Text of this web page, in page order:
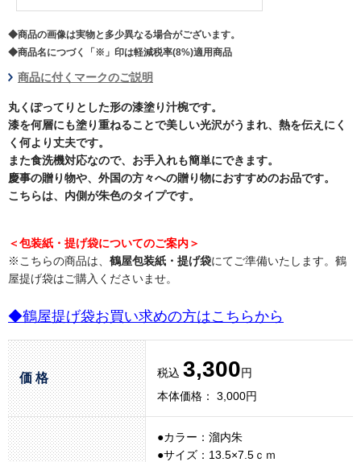
◆商品の画像は実物と多少異なる場合がございます。
◆商品名につづく「※」印は軽減税率(8%)適用商品
商品に付くマークのご説明
丸くぽってりとした形の漆塗り汁椀です。
漆を何層にも塗り重ねることで美しい光沢がうまれ、熱を伝えにく
く何より丈夫です。
また食洗機対応なので、お手入れも簡単にできます。
慶事の贈り物や、外国の方々への贈り物におすすめのお品です。
こちらは、内側が朱色のタイプです。
＜包装紙・提げ袋についてのご案内＞
※こちらの商品は、 鶴屋包装紙・提げ袋にてご準備いたします。鶴
屋提げ袋はご購入くださいませ。
◆鶴屋提げ袋お買い求めの方はこちらから
価 格 税込 3,300円
本体価格： 3,000円
●カラー：溜内朱
●サイズ：13.5×7.5ｃｍ